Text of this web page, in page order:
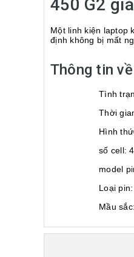
450 G2
Một linh kiện laptop
định không bị mất
Thông tin về
Tình
Thời
Hình
số cell:
model
Loại
Mầu